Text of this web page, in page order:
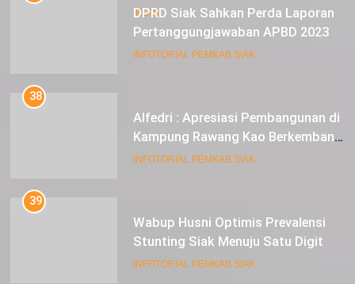
DKI JAKARTA
IKLAN
DPRD Siak Sahkan Perda Laporan
Pertanggungjawaban APBD 2023
INFOTORIAL PEMKAB SIAK
38
Alfedri : Apresiasi Pembangunan di
Kampung Rawang Kao Berkembang
Pesat
INFOTORIAL PEMKAB SIAK
39
Wabup Husni Optimis Prevalensi
Stunting Siak Menuju Satu Digit
INFOTORIAL PEMKAB SIAK